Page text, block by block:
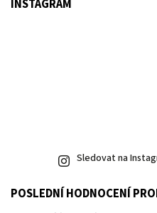
INSTAGRAM
Sledovat na
POSLEDNÍ HODNOCENÍ